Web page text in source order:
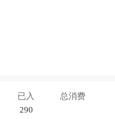
已入
290
总消费